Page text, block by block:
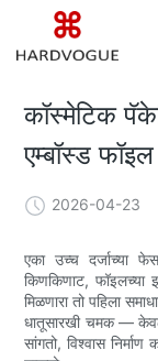
कॉस्मेटिक
एम्बॉस्ड
2026-04-23
एका उच्च दर्जाच्या
किणकिणाट, फॉइलच्या
मिळणारा तो पहिला
धातूसारखी चमक —
सांगतो, विश्वास